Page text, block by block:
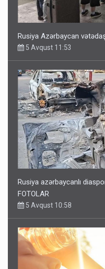
Rusiya Azərbaycan
5 Avqust 11:53
Rusiya azərbaycanlı
FOTOLAR
5 Avqust 10:58